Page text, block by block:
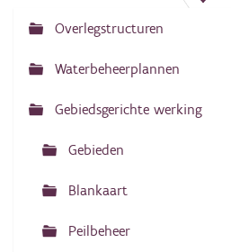
N
a
i
Overlegstructuren
Waterbeheerplannen
Gebiedsgerichte werking
Gebieden
Blankaart
Peilbeheer